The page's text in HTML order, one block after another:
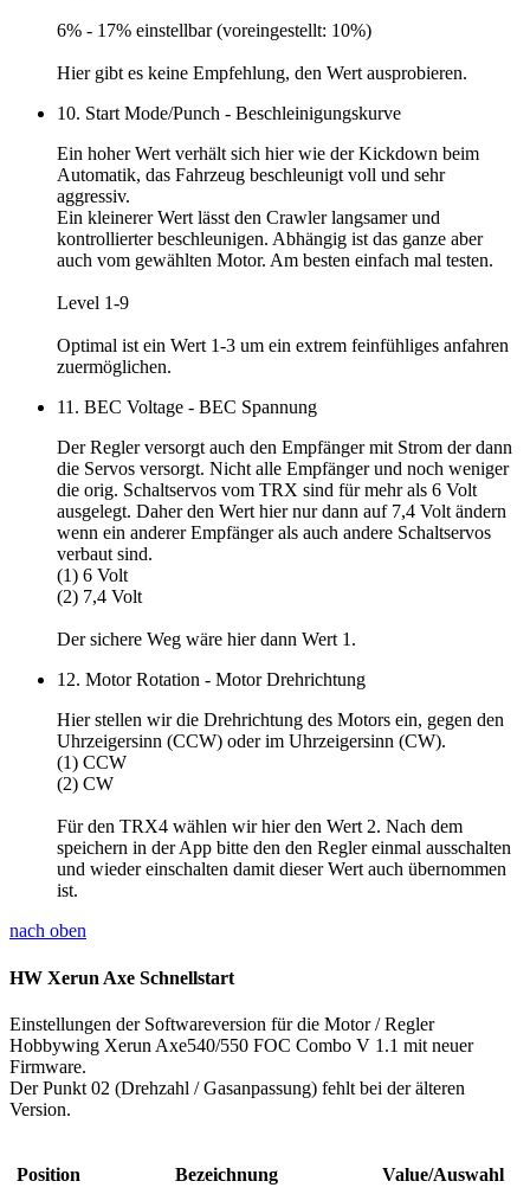
6% - 17% einstellbar (voreingestellt: 10%)
Hier gibt es keine Empfehlung, den Wert ausprobieren.
10. Start Mode/Punch - Beschleinigungskurve
Ein hoher Wert verhält sich hier wie der Kickdown beim
Automatik, das Fahrzeug beschleunigt voll und sehr
aggressiv.
Ein kleinerer Wert lässt den Crawler langsamer und
kontrollierter beschleunigen. Abhängig ist das ganze aber
auch vom gewählten Motor. Am besten einfach mal testen.
Level 1-9
Optimal ist ein Wert 1-3 um ein extrem feinfühliges anfahren
zuermöglichen.
11. BEC Voltage - BEC Spannung
Der Regler versorgt auch den Empfänger mit Strom der dann
die Servos versorgt. Nicht alle Empfänger und noch weniger
die orig. Schaltservos vom TRX sind für mehr als 6 Volt
ausgelegt. Daher den Wert hier nur dann auf 7,4 Volt ändern
wenn ein anderer Empfänger als auch andere Schaltservos
verbaut sind.
(1) 6 Volt
(2) 7,4 Volt
Der sichere Weg wäre hier dann Wert 1 .
12. Motor Rotation - Motor Drehrichtung
Hier stellen wir die Drehrichtung des Motors ein, gegen den
Uhrzeigersinn (CCW) oder im Uhrzeigersinn (CW).
(1) CCW
(2) CW
Für den TRX4 wählen wir hier den Wert 2. Nach dem
speichern in der App bitte den den Regler einmal ausschalten
und wieder einschalten damit dieser Wert auch übernommen
ist.
nach oben
HW Xerun Axe Schnellstart
Einstellungen der Softwareversion für die Motor / Regler
Hobbywing Xerun Axe540/550 FOC Combo V 1.1 mit neuer
Firmware.
Der Punkt 02 (Drehzahl / Gasanpassung) fehlt bei der älteren
Version.
Position Bezeichnung
Value/Auswahl